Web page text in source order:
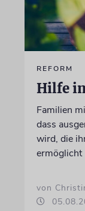
REFORM
Hilfe
Familien
dass
wird, die
ermöglicht
von